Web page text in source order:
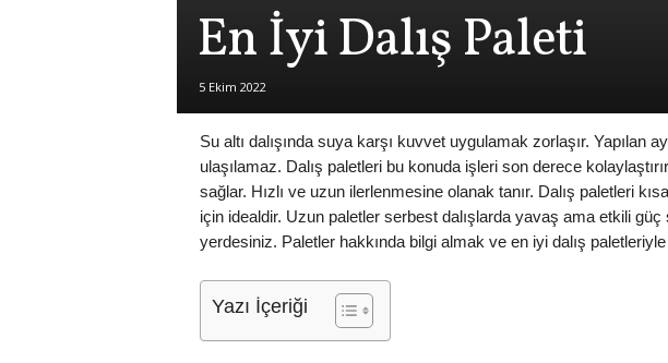
En İyi Dalış Paleti
5 Ekim 2022
Su altı dalışında suya karşı kuvvet uygulamak zorlaşır.
ulaşılamaz. Dalış paletleri bu konuda işleri son derece
sağlar. Hızlı ve uzun ilerlenmesine olanak tanır. Dalış paletleri
için idealdir. Uzun paletler serbest dalışlarda yavaş ama etkili
yerdesiniz. Paletler hakkında bilgi almak ve en iyi dalış
Yazı İçeriği